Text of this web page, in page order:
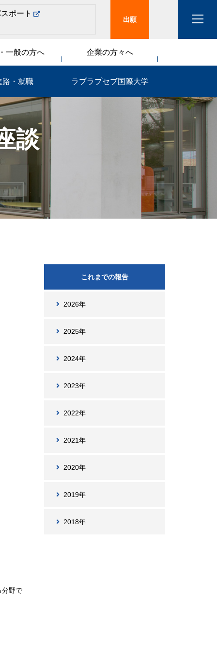
ポート
一般の方へ 企業の方々へ
路・就職 ラプラプセブ国際大学
談
分野で
これまでの報告
2026年
2025年
2024年
2023年
2022年
2021年
2020年
2019年
2018年
出願